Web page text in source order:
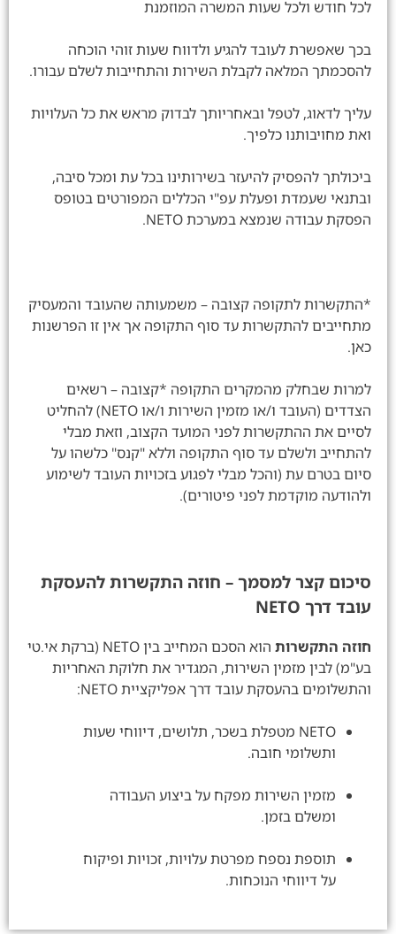
לכל חודש ולכל שעות המשרה המוזמנת
בכך שאפשרת לעובד להגיע ולדווח שעות זוהי הוכחה
להסכמתך המלאה לקבלת השירות והתחייבות לשלם עבורו.
עליך לדאוג, לטפל ובאחריותך לבדוק מראש את כל העלויות
ואת מחויבותנו כלפיך.
ביכולתך להפסיק להיעזר בשירותינו בכל עת ומכל סיבה,
ובתנאי שעמדת ופעלת עפ"י הכללים המפורטים בטופס
הפסקת עבודה שנמצא במערכת NETO.
*התקשרות לתקופה קצובה – משמעותה שהעובד והמעסיק
מתחייבים להתקשרות עד סוף התקופה אך אין זו הפרשנות
כאן.
למרות שבחלק מהמקרים התקופה *קצובה – רשאים
הצדדים (העובד ו/או מזמין השירות ו/או NETO) להחליט
לסיים את ההתקשרות לפני המועד הקצוב, וזאת מבלי
להתחייב ולשלם עד סוף התקופה וללא "קנס" כלשהו על
סיום בטרם עת (והכל מבלי לפגוע בזכויות העובד לשימוע
ולהודעה מוקדמת לפני פיטורים).
סיכום קצר למסמך – חוזה התקשרות להעסקת
עובד דרך NETO
חוזה התקשרות
הוא הסכם המחייב בין NETO (ברקת אי.טי
בע"מ) לבין מזמין השירות, המגדיר את חלוקת האחריות
והתשלומים בהעסקת עובד דרך אפליקציית NETO:
NETO מטפלת בשכר, תלושים, דיווחי שעות
ותשלומי חובה.
מזמין השירות מפקח על ביצוע העבודה
ומשלם בזמן.
תוספת נספח מפרטת עלויות, זכויות ופיקוח
על דיווחי הנוכחות.